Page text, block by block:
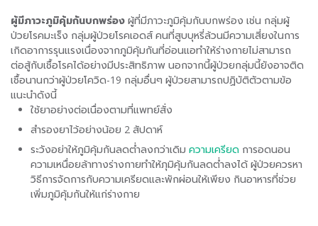
ผู้มีภาวะภูมิคุ้มกันบกพร่อง ผู้ที่มีภาวะภูมิคุ้มกันบกพร่อง เช่น กลุ่มผู้
ป่วยโรคมะเร็ง กลุ่มผู้ป่วยโรคเอดส์ คนที่สูบบุหรี่ล้วนมีความเสี่ยงในการ
เกิดอาการรุนแรงเนื่องจากภูมิคุ้มกันที่อ่อนแอทำให้ร่างกายไม่สามารถ
ต่อสู้กับเชื้อโรคได้อย่างมีประสิทธิภาพ นอกจากนี้ผู้ป่วยกลุ่มนี้ยังอาจติด
เชื้อนานกว่าผู้ป่วยโควิด-19 กลุ่มอื่นๆ ผู้ป่วยสามารถปฏิบัติตัวตามข้อ
แนะนำดังนี้
ใช้ยาอย่างต่อเนื่องตามที่แพทย์สั่ง
สำรองยาไว้อย่างน้อย 2 สัปดาห์
ระวังอย่าให้ภูมิคุ้มกันลดต่ำลงกว่าเดิม ความเครียด การอดนอน
ความเหนื่อยล้าทางร่างกายทำให้ภุมิคุ้มกันลดต่ำลงได้ ผู้ป่วยควรหา
วิธีการจัดการกับความเครียดและพักผ่อนให้เพียง กินอาหารที่ช่วย
เพิ่มภูมิคุ้มกันให้แก่ร่างกาย